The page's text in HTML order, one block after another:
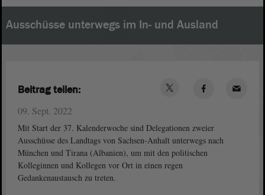
Ausschüsse unterwegs im In- und Ausland
09. Sept. 2022
Mit Start der 37. Kalenderwoche sind Delegationen zweier
Ausschüsse des Landtags von Sachsen-Anhalt unterwegs nach
München und Tirana (Albanien), um mit den politischen
Kolleginnen und Kollegen vor Ort in einen regen
Gedankenaustausch zu treten.
Beitrag teilen: